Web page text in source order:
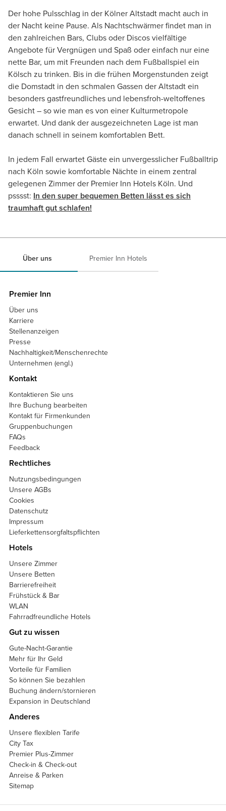
Der hohe Pulsschlag in der Kölner Altstadt macht auch in
der Nacht keine Pause. Als Nachtschwärmer findet man in
den zahlreichen Bars, Clubs oder Discos vielfältige
Angebote für Vergnügen und Spaß oder einfach nur eine
nette Bar, um mit Freunden nach dem Fußballspiel ein
Kölsch zu trinken. Bis in die frühen Morgenstunden zeigt
die Domstadt in den schmalen Gassen der Altstadt ein
besonders gastfreundliches und lebensfroh-weltoffenes
Gesicht – so wie man es von einer Kulturmetropole
erwartet. Und dank der ausgezeichneten Lage ist man
danach schnell in seinem komfortablen Bett.
In jedem Fall erwartet Gäste ein unvergesslicher Fußballtrip
nach Köln sowie komfortable Nächte in einem zentral
gelegenen Zimmer der Premier Inn Hotels Köln. Und
psssst: In den super bequemen Betten lässt es sich
traumhaft gut schlafen!
Über uns Premier Inn Hotels
Premier Inn
Über uns
Karriere
Stellenanzeigen
Presse
Nachhaltigkeit/Menschenrechte
Unternehmen (engl.)
Kontakt
Kontaktieren Sie uns
Ihre Buchung bearbeiten
Kontakt für Firmenkunden
Gruppenbuchungen
FAQs
Feedback
Rechtliches
Nutzungsbedingungen
Unsere AGBs
Cookies
Datenschutz
Impressum
Lieferkettensorgfaltspflichten
Hotels
Unsere Zimmer
Unsere Betten
Barrierefreiheit
Frühstück & Bar
WLAN
Fahrradfreundliche Hotels
Gut zu wissen
Gute-Nacht-Garantie
Mehr für Ihr Geld
Vorteile für Familien
So können Sie bezahlen
Buchung ändern/stornieren
Expansion in Deutschland
Anderes
Unsere flexiblen Tarife
City Tax
Premier Plus-Zimmer
Check-in & Check-out
Anreise & Parken
Sitemap